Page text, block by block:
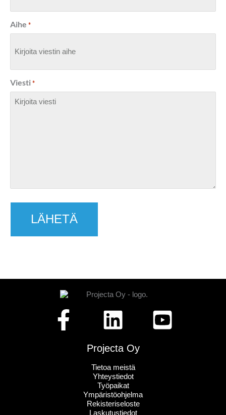
Aihe *
Viesti *
Projecta Oy
Tietoa meistä
Yhteystiedot
Työpaikat
Ympäristöohjelma
Rekisteriseloste
Laskutustiedot